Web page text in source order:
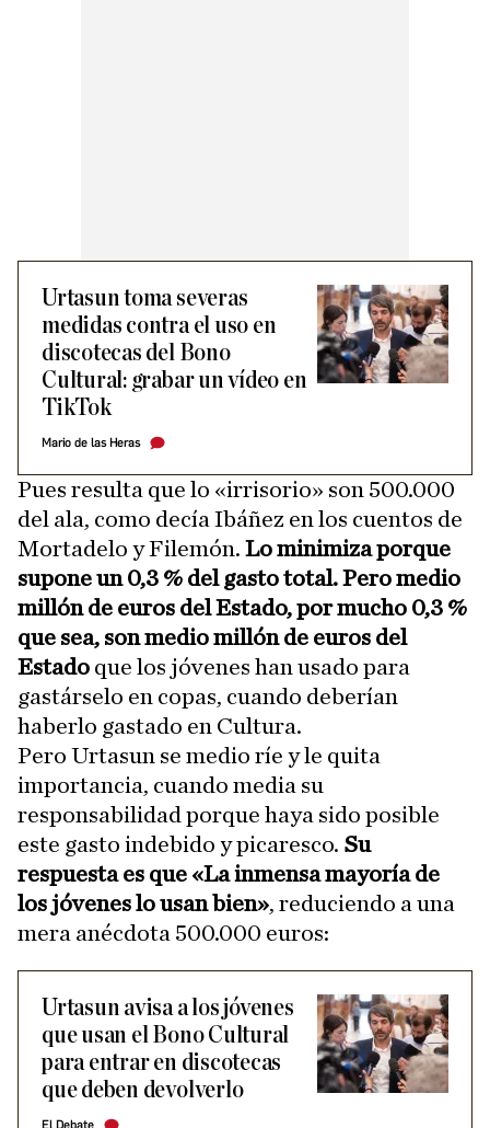
Urtasun toma severas
medidas contra el uso en
discotecas del Bono
Cultural: grabar un vídeo en
TikTok
Mario de las Heras
Pues resulta que lo «irrisorio» son 500.000
del ala, como decía Ibáñez en los cuentos de
Mortadelo y Filemón. Lo minimiza porque
supone un 0,3 % del gasto total. Pero medio
millón de euros del Estado, por mucho 0,3 %
que sea, son medio millón de euros del
Estado que los jóvenes han usado para
gastárselo en copas, cuando deberían
haberlo gastado en Cultura.
Pero Urtasun se medio ríe y le quita
importancia, cuando media su
responsabilidad porque haya sido posible
este gasto indebido y picaresco. Su
respuesta es que «La inmensa mayoría de
los jóvenes lo usan bien», reduciendo a una
mera anécdota 500.000 euros:
Urtasun avisa a los jóvenes
que usan el Bono Cultural
para entrar en discotecas
que deben devolverlo